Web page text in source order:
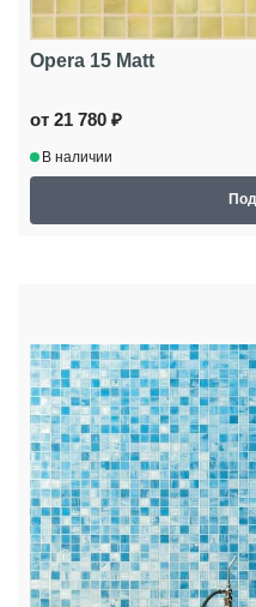
Opera 15 Matt
от 21 780 ₽
В наличии